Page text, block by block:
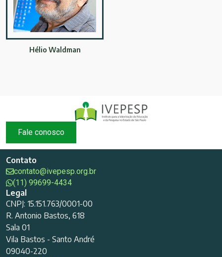
Hélio Waldman
Fale conosco
Contato
contato@ivepesp.org.br
(11) 99699-4434
Legal
CNPJ: 15.151.763/0001-00
R. Antonio Bastos, 618
Sala 01
Vila Bastos - Santo André
09040-220